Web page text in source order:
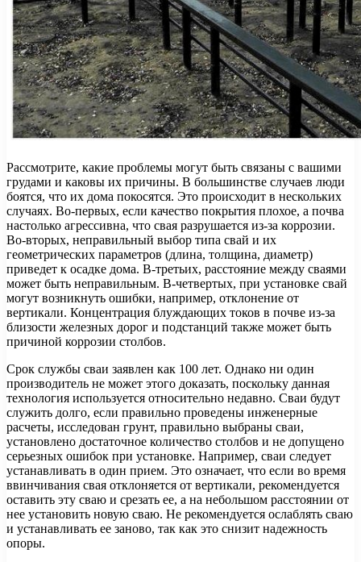
Рассмотрите, какие проблемы могут быть связаны с вашими
грудами и каковы их причины. В большинстве случаев люди
боятся, что их дома покосятся. Это происходит в нескольких
случаях. Во-первых, если качество покрытия плохое, а почва
настолько агрессивна, что свая разрушается из-за коррозии.
Во-вторых, неправильный выбор типа свай и их
геометрических параметров (длина, толщина, диаметр)
приведет к осадке дома. В-третьих, расстояние между сваями
может быть неправильным. В-четвертых, при установке свай
могут возникнуть ошибки, например, отклонение от
вертикали. Концентрация блуждающих токов в почве из-за
близости железных дорог и подстанций также может быть
причиной коррозии столбов.
Срок службы сваи заявлен как 100 лет. Однако ни один
производитель не может этого доказать, поскольку данная
технология используется относительно недавно. Сваи будут
служить долго, если правильно проведены инженерные
расчеты, исследован грунт, правильно выбраны сваи,
установлено достаточное количество столбов и не допущено
серьезных ошибок при установке. Например, сваи следует
устанавливать в один прием. Это означает, что если во время
ввинчивания свая отклоняется от вертикали, рекомендуется
оставить эту сваю и срезать ее, а на небольшом расстоянии от
нее установить новую сваю. Не рекомендуется ослаблять сваю
и устанавливать ее заново, так как это снизит надежность
опоры.